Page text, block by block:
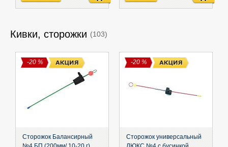
Кивки, сторожки (103)
-20 %
Сторожок Балансирный
-20 %
Сторожок универсальный